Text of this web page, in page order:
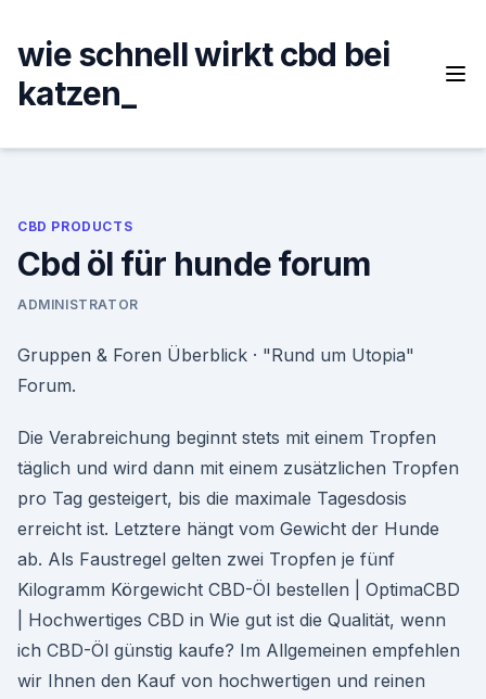
content
wie schnell wirkt cbd bei
katzen_
CBD PRODUCTS
Cbd öl für hunde forum
ADMINISTRATOR
Gruppen & Foren Überblick · "Rund um Utopia"
Forum.
Die Verabreichung beginnt stets mit einem Tropfen
täglich und wird dann mit einem zusätzlichen Tropfen
pro Tag gesteigert, bis die maximale Tagesdosis
erreicht ist. Letztere hängt vom Gewicht der Hunde
ab. Als Faustregel gelten zwei Tropfen je fünf
Kilogramm Körgewicht CBD-Öl bestellen | OptimaCBD
| Hochwertiges CBD in Wie gut ist die Qualität, wenn
ich CBD-Öl günstig kaufe? Im Allgemeinen empfehlen
wir Ihnen den Kauf von hochwertigen und reinen